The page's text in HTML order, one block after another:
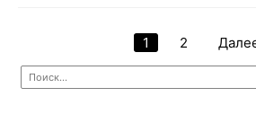
по
1 2
Найти: